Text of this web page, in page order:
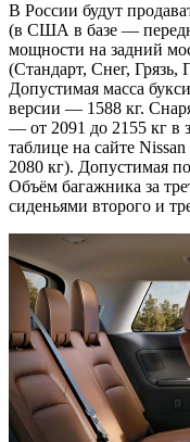
В России будут
(в США в базе —
мощности на задний
(Стандарт, Снег,
Допустимая масса
версии — 1588 кг.
— от 2091 до 2155 кг в
таблице на сайте
2080 кг). Допустимая
Объём багажника за
сиденьями второго и